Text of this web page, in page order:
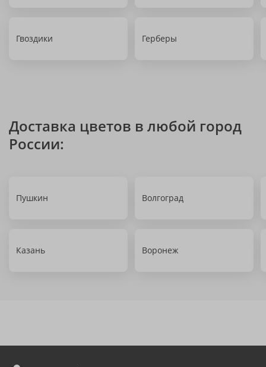
Гвоздики Герберы
Доставка цветов в любой город
России:
Пушкин Волгоград
Казань Воронеж